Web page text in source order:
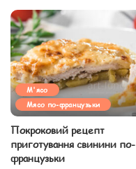
М'ясо
Мясо по-французьки
Покроковий рецепт
приготування свинини по-
французьки